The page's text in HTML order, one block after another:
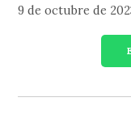
9 de octubre de